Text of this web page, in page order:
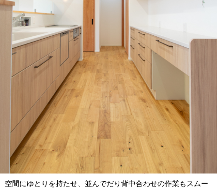
空間にゆとりを持たせ、並んでだり背中合わせの作業もスムー